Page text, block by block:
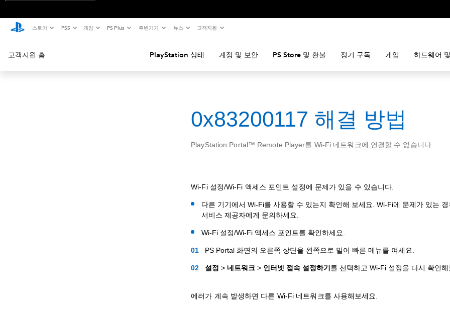
스토어 PS5 게임 PS Plus 주변기기 뉴스 고객지원
고객지원 홈 PlayStation 상태 계정 및 보안 PS Store 및 환불 정기 구독 게임 하드웨어
0x83200117 해결 방법
PlayStation Portal™ Remote Player를 Wi-Fi 네트워크에 연결할 수 없습니다.
Wi-Fi 설정/Wi-Fi 액세스 포인트 설정에 문제가 있을 수 있습니다.
다른 기기에서 Wi-Fi를 사용할 수 있는지 확인해 보세요. Wi-Fi에 문제가 있는 경
서비스 제공자에게 문의하세요.
Wi-Fi 설정/Wi-Fi 액세스 포인트를 확인하세요.
PS Portal 화면의 오른쪽 상단을 왼쪽으로 밀어 빠른 메뉴를 여세요.
설정 > 네트워크 > 인터넷 접속 설정하기 를 선택하고 Wi-Fi 설정을 다시 확인해
에러가 계속 발생하면 다른 Wi-Fi 네트워크를 사용해보세요.